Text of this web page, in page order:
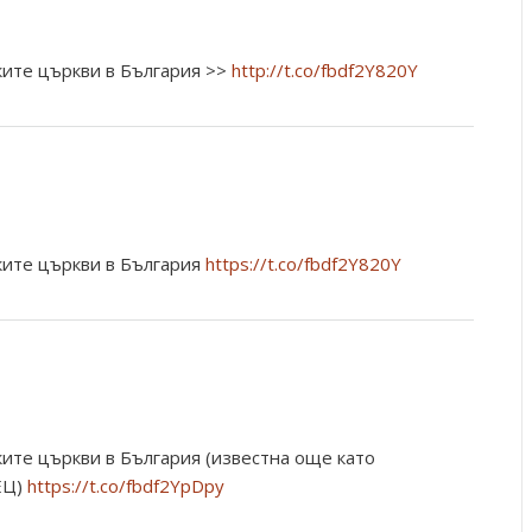
църкви в България >> http://t.co/fbdf2Y820Y
църкви в България https://t.co/fbdf2Y820Y
църкви в България (известна още като
https://t.co/fbdf2YpDpy